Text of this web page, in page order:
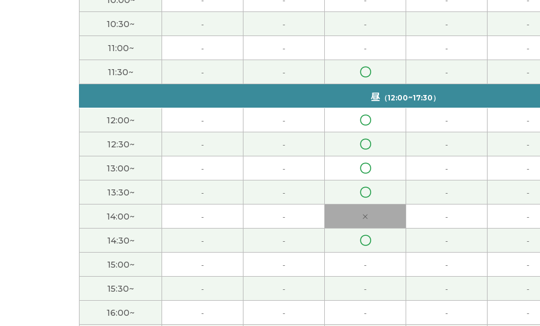
我做的菜很简单，用不了三十分钟。哈哈
谢谢！！( 女性 )
いつも楽しく話していただきありがとうございます！
我打算一直在家,因为我不喜欢去人太多的地方。( 女性 )
还是你要参加义务活动吗? ( 女性 )
我也这么想。以前我节假日去旅游，太累了。 ( 女性 )
因为黄金周我们学校有课，所以假期很短。我不能回国，很遗憾。( 女性 )
你参加什么样的义务活动? ( 女性 )
我喜欢吃意大利菜，所以今天晚饭吃了萨莉亚的外卖。
10:30~ - - - - -
11:00~ - - - - -
11:30~ - - 〇 - -
昼（12:00~17:30）
12:00~ - - 〇 - -
12:30~ - - 〇 - -
13:00~ - - 〇 - -
13:30~ - - 〇 - -
14:00~ - - × - -
14:30~ - - 〇 - -
15:00~ - - - - -
15:30~ - - - - -
16:00~ - - - - -